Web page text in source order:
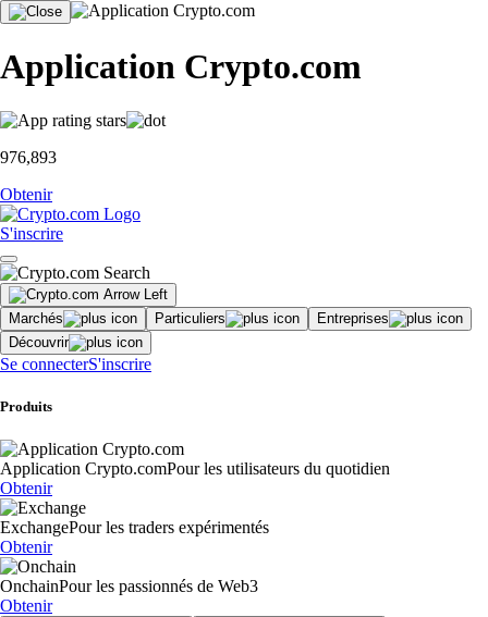
Application Crypto.com
976,893
Obtenir
S'inscrire
Marchés Particuliers
Entreprises
Découvrir
Se connecterS'inscrire
Produits
Application Crypto.comPour les utilisateurs du quotidien
Obtenir
ExchangePour les traders expérimentés
Obtenir
OnchainPour les passionnés de Web3
Obtenir